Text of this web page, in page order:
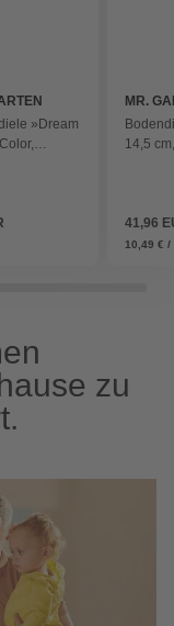
»Dream
MR.
14,5
41,96
10,49 € /
zu